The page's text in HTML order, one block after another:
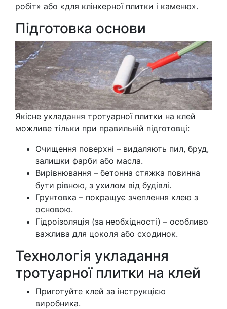
робіт» або «для клінкерної плитки і каменю».
Підготовка основи
Якісне укладання тротуарної плитки на клей
можливе тільки при правильній підготовці:
Очищення поверхні – видаляють пил, бруд,
залишки фарби або масла.
Вирівнювання – бетонна стяжка повинна
бути рівною, з ухилом від будівлі.
Грунтовка – покращує зчеплення клею з
основою.
Гідроізоляція (за необхідності) – особливо
важлива для цоколя або сходинок.
Технологія укладання
тротуарної плитки на клей
Приготуйте клей за інструкцією
виробника.